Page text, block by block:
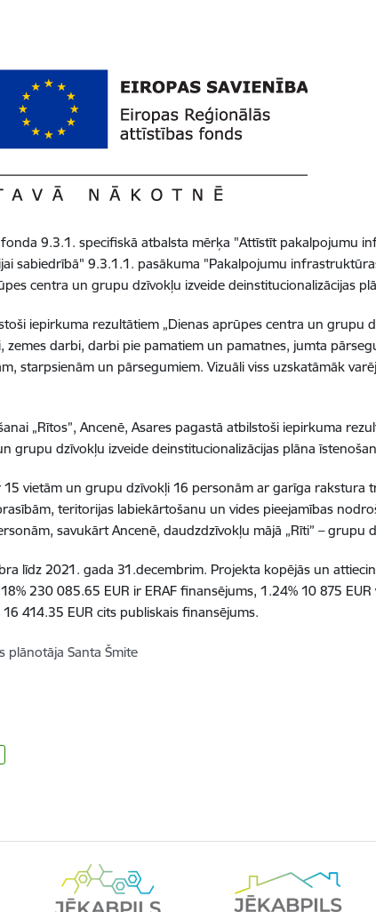
9.3.1. specifiskā atbalsta mērķa "Attīstīt pakalpojumu
sabiedrībā" 9.3.1.1. pasākuma "Pakalpojumu infrastruktū
pes centra un grupu dzīvokļu izveide deinstitucionalizācijas plā
ši iepirkuma rezultātiem „Dienas aprūpes centra un grupu
zemes darbi, darbi pie pamatiem un pamatnes, jumta pā
m, starpsienām un pārsegumiem. Vizuāli viss uzskatāmāk varē
anai „Rītos”, Ancenē, Asares pagastā atbilstoši iepirkuma
grupu dzīvokļu izveide deinstitucionalizācijas plānaīstenoš
15 vietām un grupu dzīvokļi 16 personām ar garīga rakstura
ībām, teritorijas labiekārtošanu un vides pieejamības nodro
ām, savukārt Ancenē, daudzdzīvokļu mājā „Rīti” –grupu
līdz 2021. gada 31.decembrim. Projekta kopējās un attiecin
230 085.65 EUR ir ERAF finansējums, 1.24% 10 875 EUR
414.35 EUR cits publiskais finansējums.
plānotāja Santa Šmite